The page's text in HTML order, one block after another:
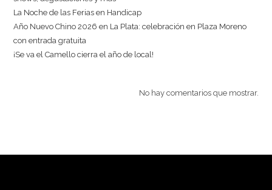
La Noche de las Ferias en Handicap
Año Nuevo Chino 2026 en La Plata: celebración en Plaza Moreno
con entrada gratuita
¡Se va el Camello cierra el año de local!
No hay comentarios que mostrar.